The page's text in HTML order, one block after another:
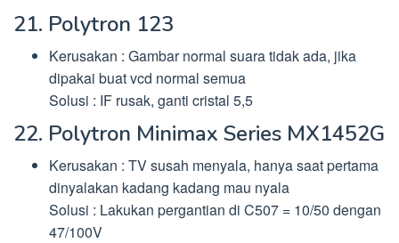
21. Polytron 123
Kerusakan : Gambar normal suara tidak ada, jika
dipakai buat vcd normal semua
Solusi : IF rusak, ganti cristal 5,5
22. Polytron Minimax Series MX1452G
Kerusakan : TV susah menyala, hanya saat pertama
dinyalakan kadang kadang mau nyala
Solusi : Lakukan pergantian di C507 = 10/50 dengan
47/100V